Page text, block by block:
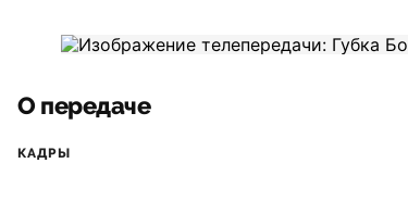
О передаче
КАДРЫ